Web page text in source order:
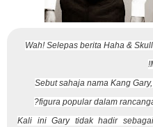
"Wah! Selepas berita Haha &
Sebut sahaja nama Kang
figura popular dalam
Kali ini Gary tidak hadir